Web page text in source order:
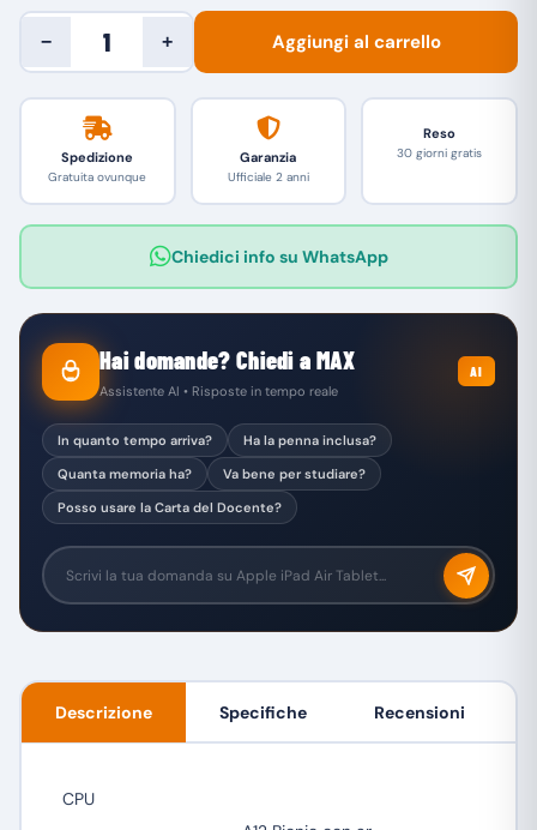
− + Aggiungi al carrello
Spedizione
Gratuita ovunque
Garanzia
Ufficiale 2 anni
Reso
30 giorni gratis
Chiedici info su WhatsApp
Hai domande? Chiedi a MAX
Assistente AI • Risposte in tempo reale
AI
In quanto tempo arriva?
Ha la penna inclusa?
Quanta memoria ha?
Va bene per studiare?
Posso usare la Carta del Docente?
Descrizione Specifiche Recensioni
CPU